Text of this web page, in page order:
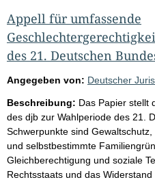
Appell für umfassende
des 21. Deutschen
Angegeben von: Deutscher
Beschreibung: Das Papier stellt
des djb zur Wahlperiode des 21.
Schwerpunkte sind
und selbstbestimmte
Gleichberechtigung und soziale
Rechtsstaats und das